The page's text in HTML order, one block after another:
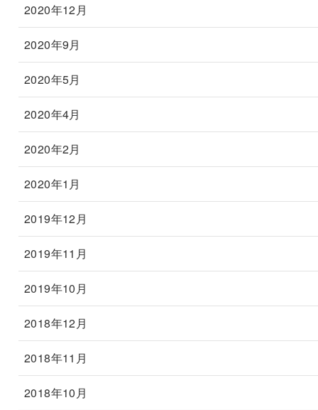
2020年12月
2020年9月
2020年5月
2020年4月
2020年2月
2020年1月
2019年12月
2019年11月
2019年10月
2018年12月
2018年11月
2018年10月